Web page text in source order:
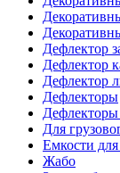
Дефлектор
Дефлектор
Дефлектор
Дефлекторы
Дефлекторы
Для
Емкости
Жабо